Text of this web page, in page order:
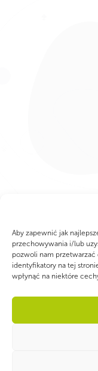
Aby zapewnić jak
przechowywania i/lub
pozwoli nam przetwarzać
identyfikatory na tej
wpłynąć na niektóre